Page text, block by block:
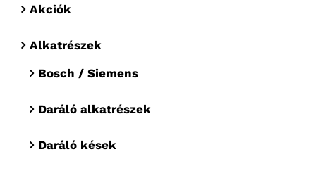
Akciók
Alkatrészek
Bosch / Siemens
Daráló alkatrészek
Daráló kések